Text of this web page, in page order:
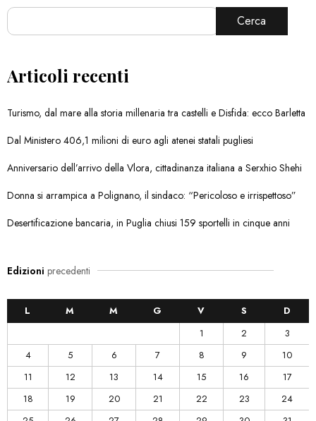
Cerca
Articoli recenti
Turismo, dal mare alla storia millenaria tra castelli e Disfida: ecco Barletta
Dal Ministero 406,1 milioni di euro agli atenei statali pugliesi
Anniversario dell’arrivo della Vlora, cittadinanza italiana a Serxhio Shehi
Donna si arrampica a Polignano, il sindaco: “Pericoloso e irrispettoso”
Desertificazione bancaria, in Puglia chiusi 159 sportelli in cinque anni
Edizioni precedenti
L M M G V S
D
1
2
3
4
5 6 7 8 9
10
11
12 13 14 15 16
17
18
19 20 21 22 23
24